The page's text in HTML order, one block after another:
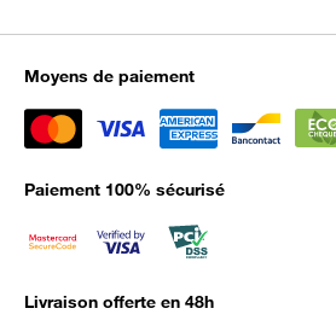
Moyens de paiement
Paiement 100% sécurisé
Livraison offerte en 48h